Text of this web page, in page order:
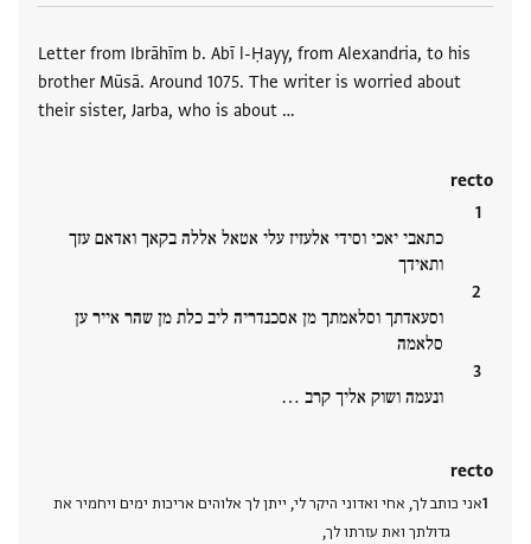
Letter from Ibrāhīm b. Abī l-Ḥayy, from Alexandria, to his
brother Mūsā. Around 1075. The writer is worried about
their sister, Jarba, who is about …
recto
כתאבי יאכי וסידי אלעזיז עלי אטאל אללה בקאך ואדאם עזך
ותאידך
וסעאדתך וסלאמתך מן אסכנדריה ליב כלת מן שהר אייר ען
סלאמה
ונעמה ושוק אליך קרב …
recto
אני כותב לך, אחי ואדוני היקר לי, ייתן לך אלוהים אריכות ימים ויחמיר את
גדולתך ואת עזרתו לך,